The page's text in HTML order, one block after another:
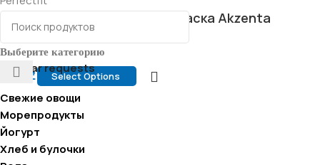
Выберите категорию
Popular requests
Свежие овощи
Морепродукты
Йогурт
Хлеб и булочки
Трехслойная медицинская маска Akzenta
Ultrasafe & Perfectfit
12.00 ₾ Select Options